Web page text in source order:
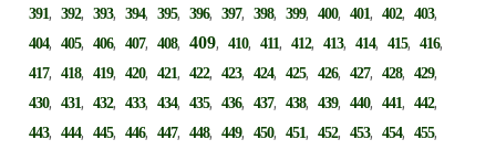
391,392,393,394,395,396,397,398,399,400,401,402,403,
404,405,406,407,408,409,410,411,412,413,414,415,416,
417,418,419,420,421,422,423,424,425,426,427,428,429,
430,431,432,433,434,435,436,437,438,439,440,441,442,
443,444,445,446,447,448,449,450,451,452,453,454,455,